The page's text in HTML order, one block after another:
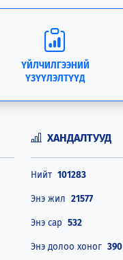
ҮЙЛЧИЛГЭЭНИЙ
ҮЗҮҮЛЭЛТҮҮД
ХАНДАЛТУУД
Нийт 101283
Энэ жил 21577
Энэ сар 532
Энэ долоо хоног 390